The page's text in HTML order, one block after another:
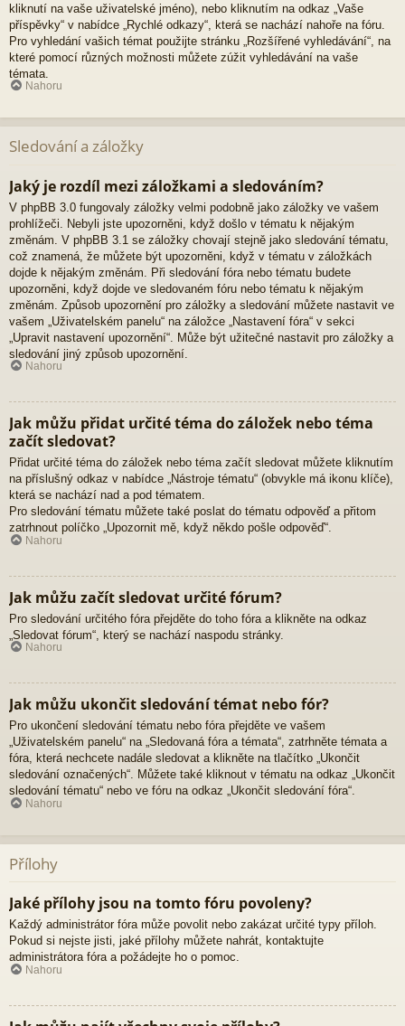
kliknutí na vaše uživatelské jméno), nebo kliknutím na odkaz „Vaše
příspěvky“ v nabídce „Rychlé odkazy“, která se nachází nahoře na fóru.
Pro vyhledání vašich témat použijte stránku „Rozšířené vyhledávání“, na
které pomocí různých možnosti můžete zúžit vyhledávání na vaše
témata.
Nahoru
Sledování a záložky
Jaký je rozdíl mezi záložkami a sledováním?
V phpBB 3.0 fungovaly záložky velmi podobně jako záložky ve vašem
prohlížeči. Nebyli jste upozorněni, když došlo v tématu k nějakým
změnám. V phpBB 3.1 se záložky chovají stejně jako sledování tématu,
což znamená, že můžete být upozorněni, když v tématu v záložkách
dojde k nějakým změnám. Při sledování fóra nebo tématu budete
upozorněni, když dojde ve sledovaném fóru nebo tématu k nějakým
změnám. Způsob upozornění pro záložky a sledování můžete nastavit ve
vašem „Uživatelském panelu“ na záložce „Nastavení fóra“ v sekci
„Upravit nastavení upozornění“. Může být užitečné nastavit pro záložky a
sledování jiný způsob upozornění.
Nahoru
Jak můžu přidat určité téma do záložek nebo téma
začít sledovat?
Přidat určité téma do záložek nebo téma začít sledovat můžete kliknutím
na příslušný odkaz v nabídce „Nástroje tématu“ (obvykle má ikonu klíče),
která se nachází nad a pod tématem.
Pro sledování tématu můžete také poslat do tématu odpověď a přitom
zatrhnout políčko „Upozornit mě, když někdo pošle odpověď“.
Nahoru
Jak můžu začít sledovat určité fórum?
Pro sledování určitého fóra přejděte do toho fóra a klikněte na odkaz
„Sledovat fórum“, který se nachází naspodu stránky.
Nahoru
Jak můžu ukončit sledování témat nebo fór?
Pro ukončení sledování tématu nebo fóra přejděte ve vašem
„Uživatelském panelu“ na „Sledovaná fóra a témata“, zatrhněte témata a
fóra, která nechcete nadále sledovat a klikněte na tlačítko „Ukončit
sledování označených“. Můžete také kliknout v tématu na odkaz „Ukončit
sledování tématu“ nebo ve fóru na odkaz „Ukončit sledování fóra“.
Nahoru
Přílohy
Jaké přílohy jsou na tomto fóru povoleny?
Každý administrátor fóra může povolit nebo zakázat určité typy příloh.
Pokud si nejste jisti, jaké přílohy můžete nahrát, kontaktujte
administrátora fóra a požádejte ho o pomoc.
Nahoru